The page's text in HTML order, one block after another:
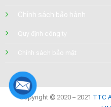
Chính sách bảo hành
Quy định công ty
Chính sách bảo mật
Copyright © 2020 – 2021 TTC